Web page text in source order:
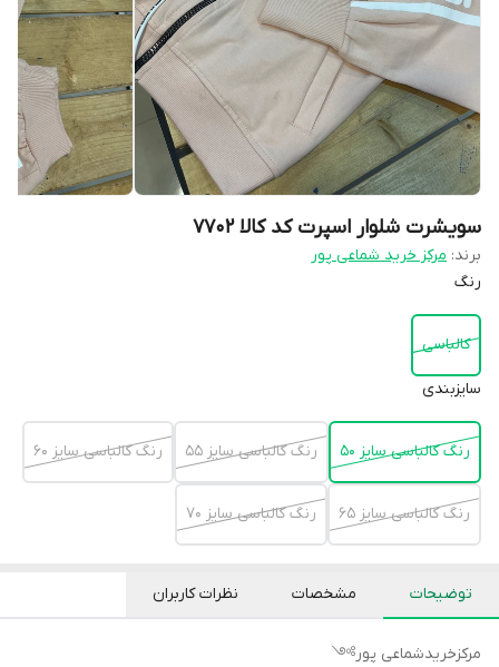
سویشرت شلوار اسپرت کد کالا ۷۷۰۲
برند: مرکز خرید شماعی پور
رنگ
کالباسی
سایزبندی
رنگ کالباسی سایز ۵۰ رنگ کالباسی سایز ۵۵ رنگ کالباسی سایز ۶۰
رنگ کالباسی سایز ۶۵ رنگ کالباسی سایز ۷۰
توضیحات مشخصات نظرات کاربران
مرکزخریدشماعی پور༻